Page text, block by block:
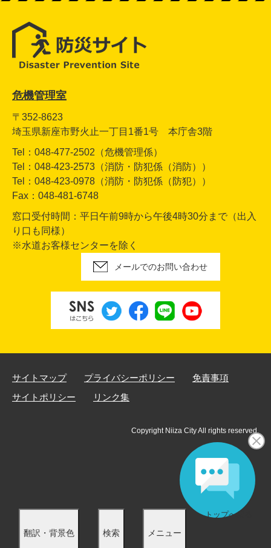
翻訳・背景色 検索 メニュー
トップへ戻る
危機管理室
〒352-8623
埼玉県新座市野火止一丁目1番1号 本庁舎3階
Tel：048-477-2502（危機管理係）
Tel：048-423-2573（消防・防犯係（消防））
Tel：048-423-0978（消防・防犯係（防犯））
Fax：048-481-6748
窓口受付時間：平日午前9時から午後4時30分まで（出入
り口も同様）
※水道お客様センターを除く
メールでのお問い合わせ
サイトマップ プライバシーポリシー
免責事項
サイトポリシー
リンク集
Copyright Niiza City All rights reserved.